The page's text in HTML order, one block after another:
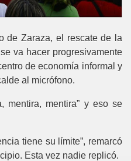
de Zaraza, el rescate de la
va hacer progresivamente
de economía informal y
al micrófono.
mentira, mentira” y eso se
tiene su límite”, remarcó
Esta vez nadie replicó.